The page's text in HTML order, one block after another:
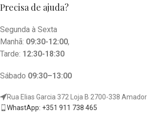
Precisa de ajuda?
Segunda à Sexta
Manhã: 09:30-12:00,
Tarde: 12:30-18:30
Sábado 09:30–13:00
Rua Elias Garcia 372 Loja B 2700-338
WhastApp: +351 911 738 465